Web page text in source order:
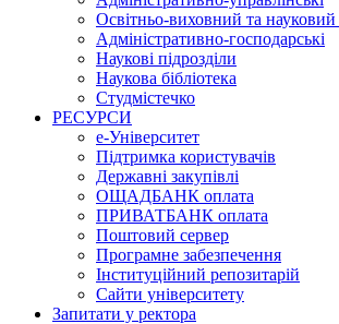
Освітньо-виховний та
Адміністративно-господарські
Наукові підрозділи
Наукова бібліотека
Студмістечко
РЕСУРСИ
е-Університет
Підтримка користувачів
Державні закупівлі
ОЩАДБАНК оплата
ПРИВАТБАНК оплата
Поштовий сервер
Програмне забезпечення
Інституційний репозитарій
Сайти університету
Запитати у ректора